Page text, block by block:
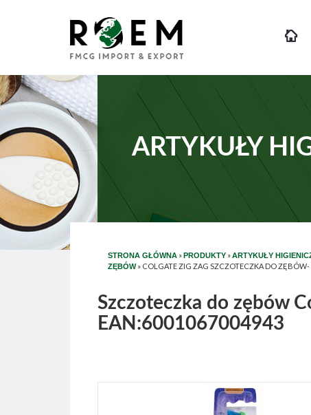
ARTYKUŁY
STRONA GŁÓWNA »PRODUKTY »ARTYKUŁY
ZĘBÓW» COLGATE ZIG ZAG SZCZOTECZKA DO ZĘBÓW-
Szczoteczka do zębów
EAN:6001067004943